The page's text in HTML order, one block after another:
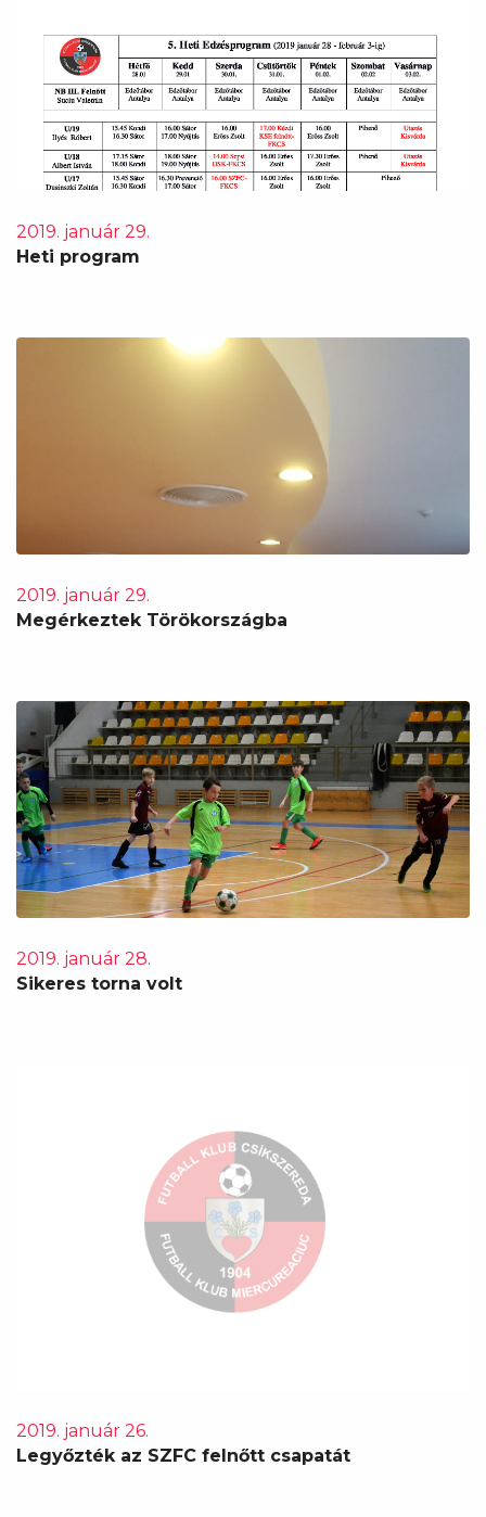
2019. január 29.
Heti program
2019. január 29.
Megérkeztek Törökországba
2019. január 28.
Sikeres torna volt
2019. január 26.
Legyőzték az SZFC felnőtt csapatát